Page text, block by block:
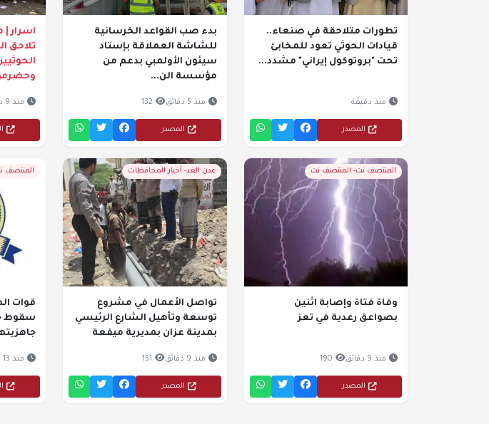
تطورات متلاحقة في صنعاء..
قيادات الحوثي تعود للمخابئ
تحت "بروتوكول إيراني" مشدد...
منذ دقيقة
المصدر
بدء صب القواعد الخرسانية
للشاشة العملاقة بإستاد
سيئون الأولمبي بدعم من
مؤسسة الن...
منذ 5 دقائق 132
المصدر
اسرار
تلاحق
منذ 9 دقائق
المنتصف نت- المنتصف نت
وفاة فتاة وإصابة اثنين
بصواعق رعدية في تعز
منذ 9 دقائق 190
المصدر
عدن الغد- أخبار المحافظات
تواصل الأعمال في مشروع
توسعة وتأهيل الشارع الرئيسي
بمدينة عزان بمديرية ميفعة
منذ 9 دقائق 151
المصدر
المنتصف
قوات
سقوط
منذ 13 دقيقة